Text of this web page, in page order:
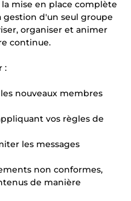
mise en place complète
gestion d'un seul groupe
organiser et animer
continue.
:
nouveaux membres
vos règles de
les messages
non conformes,
de manière